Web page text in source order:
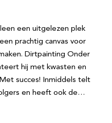
een uitgelezen plek
prachtig canvas voor
Dirtpainting Onder
hij met kwasten en
succes! Inmiddels telt
en heeft ook de…